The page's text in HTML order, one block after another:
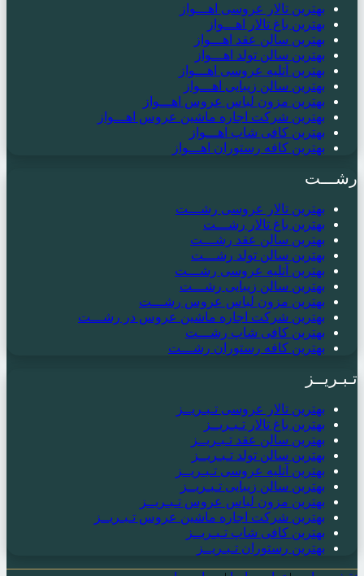
بهترین تالار عروسی اهـــواز
بهترین باغ تالار اهـــواز
بهترین سالن عقد اهـــواز
بهترین سالن تولد اهـــواز
بهترین آتلیه عروسی اهـــواز
بهترین سالن زیبایی اهـــواز
بهترین مزون لباس عروس اهـــواز
بهترین شرکت اجاره ماشین عروس اهـــواز
بهترین کافی شاپ اهـــواز
بهترین کافه رستوران اهـــواز
رشـــت
بهترین تالار عروسی رشـــت
بهترین باغ تالار رشـــت
بهترین سالن عقد رشـــت
بهترین سالن تولد رشـــت
بهترین آتلیه عروسی رشـــت
بهترین سالن زیبایی رشـــت
بهترین مزون لباس عروس رشـــت
بهترین شرکت اجاره ماشین عروس در رشـــت
بهترین کافی شاپ رشـــت
بهترین کافه رستوران رشـــت
تـبـریــز
بهترین تالار عروسی تـبـریــز
بهترین باغ تالار تـبـریــز
بهترین سالن عقد تـبـریــز
بهترین سالن تولد تـبـریــز
بهترین آتلیه عروسی تـبـریــز
بهترین سالن زیبایی تـبـریــز
بهترین مزون لباس عروس تـبـریــز
بهترین شرکت اجاره ماشین عروس تـبـریــز
بهترین کافی شاپ تـبـریــز
بهترین رستوران تـبـریــز